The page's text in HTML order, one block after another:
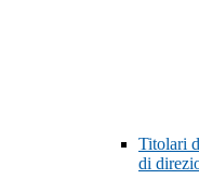
Titolari
di